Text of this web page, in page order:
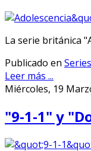
La serie británica
Publicado en Series
Leer más ...
Miércoles, 19
"9-1-1" y